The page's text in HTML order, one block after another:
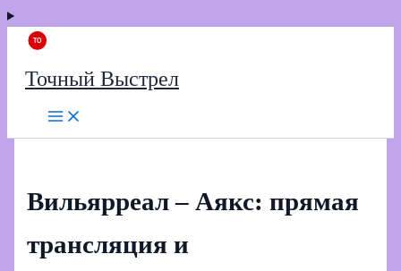
Точный Выстрел
Вильярреал – Аякс: прямая
трансляция и